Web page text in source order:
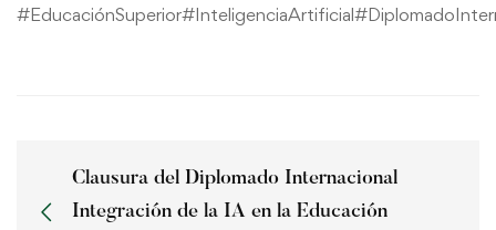
#EducaciónSuperior#InteligenciaArtificial
Clausura del Diplomado Internacional
Integración de la IA en la Educación